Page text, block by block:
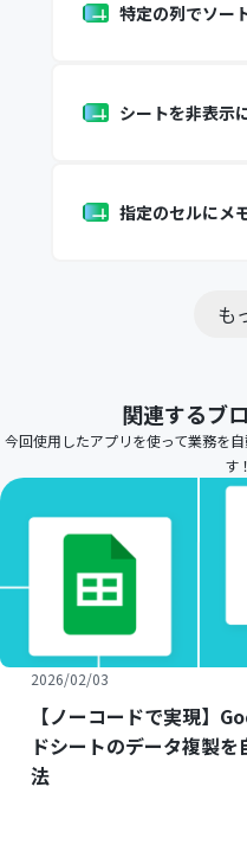
特定の列でソー
シートを非表示
指定のセルにメ
も
関連するブ
今回使用したアプリを使って業務を
す！
2026/02/03
【ノーコードで実現】
ドシートのデータ複製
法